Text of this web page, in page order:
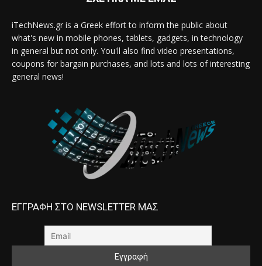
iTechNews.gr is a Greek effort to inform the public about
what's new in mobile phones, tablets, gadgets, in technology
in general but not only. You'll also find video presentations,
coupons for bargain purchases, and lots and lots of interesting
general news!
ΕΓΓΡΑΦΗ ΣΤΟ NEWSLETTER ΜΑΣ